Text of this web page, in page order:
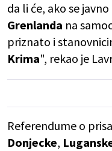
da li će, ako se
Grenlanda na
priznato i
Krima", rekao je
Referendume o
Donjecke,